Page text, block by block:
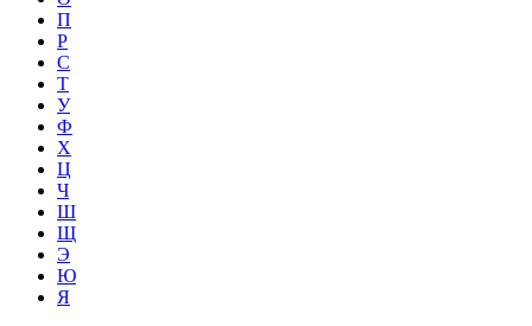
П
Р
С
Т
У
Ф
Х
Ц
Ч
Ш
Щ
Э
Ю
Я